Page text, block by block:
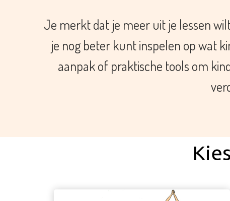
Je merkt dat je meer uit je lessen
je nog beter kunt inspelen op wat
aanpak of praktische tools om